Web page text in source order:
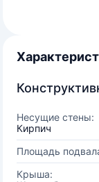
Несущие стены:
Кирпич
Площадь
Крыша: